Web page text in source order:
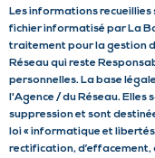
O
N
N
É
E
O
S
C
O
O
Les informations
fichier informatisé par La
traitement pour la gestion
Réseau qui reste
personnelles. La base
l'Agence / du Réseau. Elles
suppression et sont
loi « informatique et
rectification,